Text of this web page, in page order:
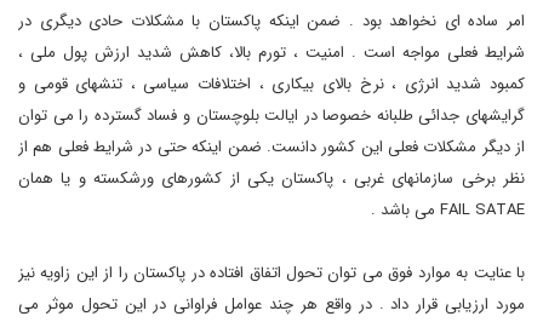
امر ساده ای نخواهد بود . ضمن اینکه پاکستان با مشکلات حادی دیگری در
شرایط فعلی مواجه است . امنیت ، تورم بالا، کاهش شدید ارزش پول ملی ،
کمبود شدید انرژی ، نرخ بالای بیکاری ، اختلافات سیاسی ، تنشهای قومی و
گرایشهای جدائی طلبانه خصوصا در ایالت بلوچستان و فساد گسترده را می توان
از دیگر مشکلات فعلی این کشور دانست. ضمن اینکه حتی در شرایط فعلی هم از
نظر برخی سازمانهای غربی ، پاکستان یکی از کشورهای ورشکسته و یا همان
FAIL SATAE می باشد .
با عنایت به موارد فوق می توان تحول اتفاق افتاده در پاکستان را از این زاویه نیز
مورد ارزیابی قرار داد . در واقع هر چند عوامل فراوانی در این تحول موثر می